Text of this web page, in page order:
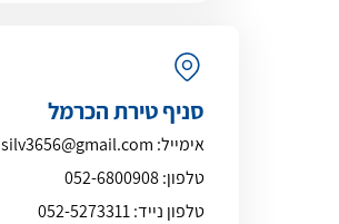
סניף טירת הכרמל
אימייל: silv3656@gmail.com
טלפון:052-6800908
טלפון נייד:052-5273311